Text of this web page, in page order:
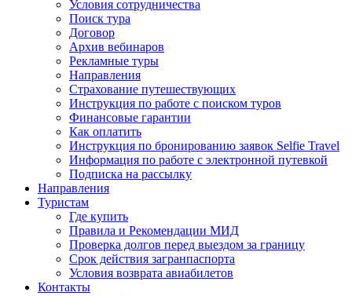
Условия сотрудничества
Поиск тура
Договор
Архив вебинаров
Рекламные туры
Направления
Страхование путешествующих
Инструкция по работе с поиском туров
Финансовые гарантии
Как оплатить
Инструкция по бронированию заявок Selfie Travel
Информация по работе с электронной путевкой
Подписка на рассылку
Направления
Туристам
Где купить
Правила и Рекомендации МИД
Проверка долгов перед выездом за границу
Срок действия загранпаспорта
Условия возврата авиабилетов
Контакты